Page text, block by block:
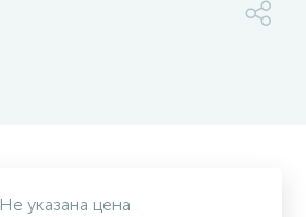
Не указана цена